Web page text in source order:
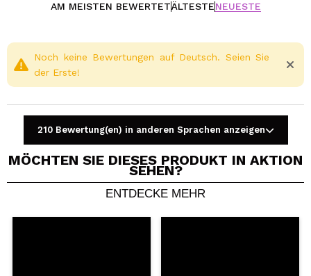
AM MEISTEN BEWERTETÄLTESTENEUESTE
Ein Video oder Foto teilen
Dein Video könnte das erste sein. Stell es dir vor...
Noch keine Bewertungen auf Deutsch. Seien Sie
der Erste!
210 Bewertung(en) in anderen Sprachen anzeigen
MÖCHTEN SIE DIESES PRODUKT IN AKTION
SEHEN?
ENTDECKE MEHR